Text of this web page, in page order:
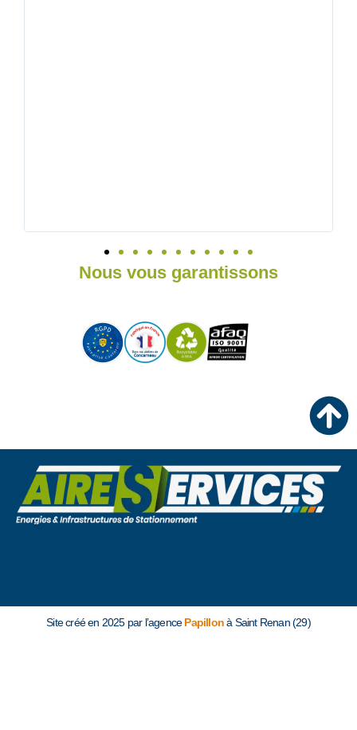
Nous vous garantissons
Site créé en 2025 par l’agence Papillon à Saint Renan (29)